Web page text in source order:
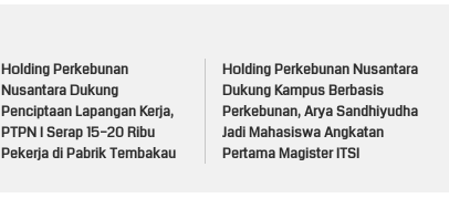
Holding Perkebunan
Nusantara Dukung
Penciptaan Lapangan Kerja,
PTPN I Serap 15–20 Ribu
Pekerja di Pabrik Tembakau
Holding Perkebunan Nusantara
Dukung Kampus Berbasis
Perkebunan, Arya Sandhiyudha
Jadi Mahasiswa Angkatan
Pertama Magister ITSI